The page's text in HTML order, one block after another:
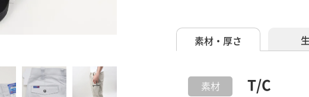
素材・厚さ
素材 T/C